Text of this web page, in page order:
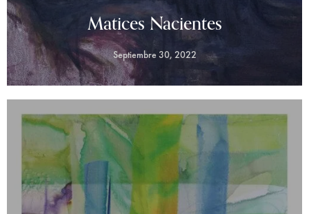
Matices Nacientes
Septiembre 30, 2022